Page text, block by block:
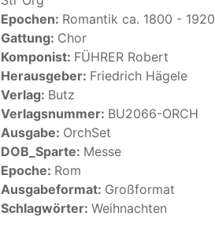
Epochen: Romantik ca. 1800 - 1920
Gattung: Chor
Komponist: FÜHRER Robert
Herausgeber: Friedrich Hägele
Verlag: Butz
Verlagsnummer: BU2066-ORCH
Ausgabe: OrchSet
DOB_Sparte: Messe
Epoche: Rom
Ausgabeformat: Großformat
Schlagwörter: Weihnachten